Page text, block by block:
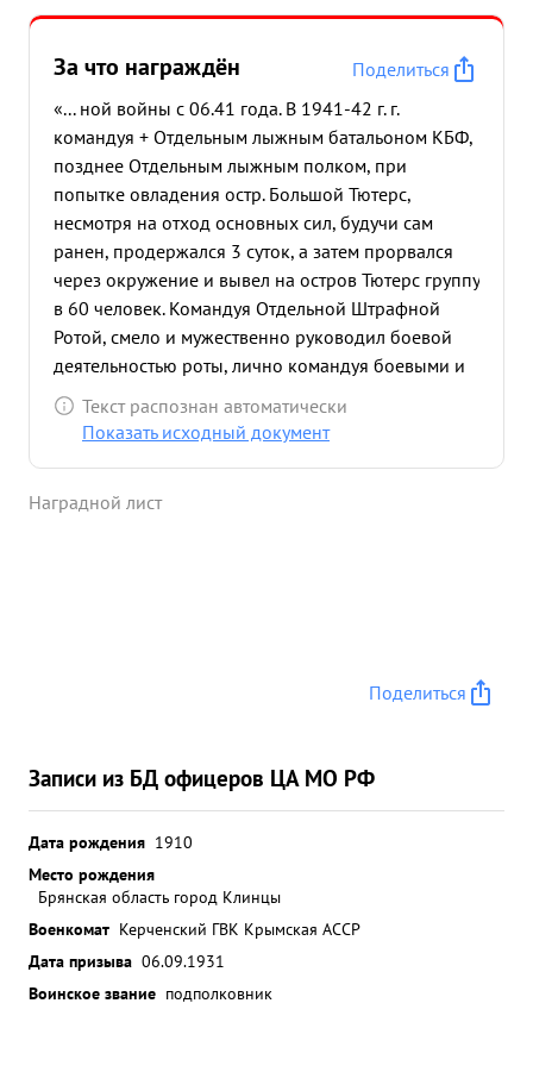
десантом Батальон Лейбовича В боях за
командованием тов. Лейбович участвовал 16 раз
в морских десантных операциях где проявил
храбрость самоотверженность и мужество 11 раз
отразил контратаки противника уничтожил более
800 и взял в плен около 2500 немецких солдат и
офицеров, при этом тов. Лейбович проявил
личную храбрость и героизм. ...»
За что награждён
Поделиться
«... ной войны с 06.41 года. В 1941-42 г. г.
командуя + Отдельным лыжным батальоном КБФ,
позднее Отдельным лыжным полком, при
попытке овладения остр. Большой Тютерс,
несмотря на отход основных сил, будучи сам
ранен, продержался 3 суток, а затем прорвался
через окружение и вывел на остров Тютерс группу
в 60 человек. Командуя Отдельной Штрафной
Ротой, смело и мужественно руководил боевой
деятельностью роты, лично командуя боевыми и
развед-группам Всего из провед енных при 55
Армии 34 операций лично руководил 26
фицеров 4 г взято в плен 3, взято трофеев:
человек. Всего ротой проведено 143 ...»
Текст распознан автоматически
Показать исходный документ
Наградной лист
Поделиться
Записи из БД офицеров ЦА МО РФ
Дата рождения 1910
Место рождения
Брянская область город Клинцы
Военкомат Керченский ГВК Крымская АССР
Дата призыва 06.09.1931
Воинское звание подполковник